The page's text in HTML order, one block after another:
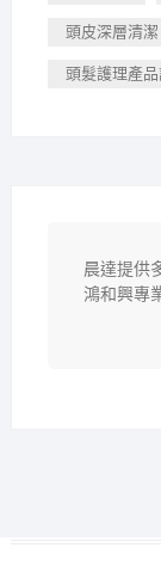
頭皮深層清潔
頭髮護理產品
晨達提供
鴻和興專